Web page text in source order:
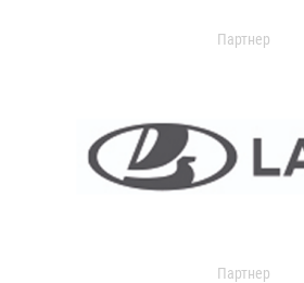
Партнер
Партнер